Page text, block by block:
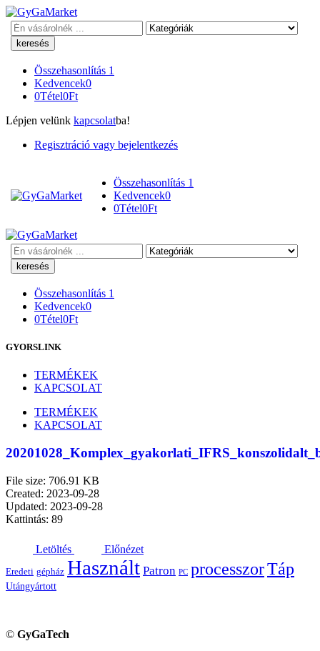
Keresés
Összehasonlítás 1
Kedvencek0
0Tétel0Ft
Lépjen velünk kapcsolatba!
Regisztráció vagy bejelentkezés
Összehasonlítás 1
Kedvencek0
0Tétel0Ft
Keresés
Összehasonlítás 1
Kedvencek0
0Tétel0Ft
GYORSLINK
TERMÉKEK
KAPCSOLAT
TERMÉKEK
KAPCSOLAT
File size: 706.91 KB
Created: 2023-09-28
Updated: 2023-09-28
Kattintás: 89
Letöltés Előnézet
Eredeti gépház Használt Patron PC processzorTáp
Utángyártott
© GyGaTech